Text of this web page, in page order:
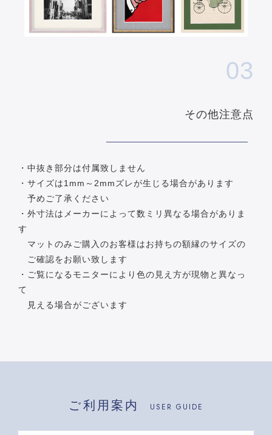
03
その他注意点
・中抜き部分は付属致しません
・サイズは1mm～2mmズレが生じる場合があります
予めご了承ください
・外寸法はメーカーによって数ミリ異なる場合がありま
す
マットのみご購入のお客様はお持ちの額縁のサイズの
ご確認をお願い致します
・ご覧になるモニターにより色の見え方が現物と異なっ
て
見える場合がございます
ご利用案内 USER GUIDE